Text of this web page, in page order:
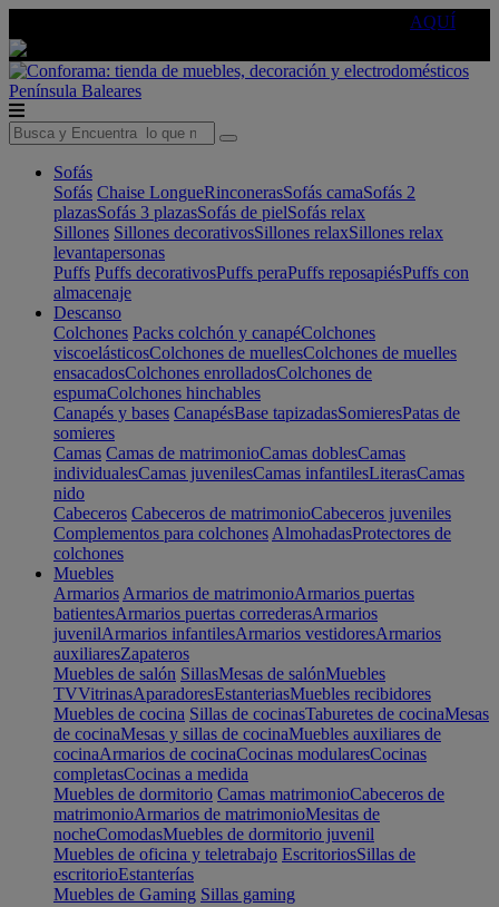
AQUÍ
Península Baleares
Sofás
Sofás Chaise LongueRinconerasSofás camaSofás 2
plazasSofás 3 plazasSofás de pielSofás relax
Sillones Sillones decorativosSillones relaxSillones relax
levantapersonas
Puffs Puffs decorativosPuffs peraPuffs reposapiésPuffs con
almacenaje
Descanso
Colchones Packs colchón y canapéColchones
viscoelásticosColchones de muellesColchones de muelles
ensacadosColchones enrolladosColchones de
espumaColchones hinchables
Canapés y bases CanapésBase tapizadasSomieresPatas de
somieres
Camas Camas de matrimonioCamas doblesCamas
individualesCamas juvenilesCamas infantilesLiterasCamas
nido
Cabeceros Cabeceros de matrimonioCabeceros juveniles
Complementos para colchones AlmohadasProtectores de
colchones
Muebles
Armarios Armarios de matrimonioArmarios puertas
batientesArmarios puertas correderasArmarios
juvenilArmarios infantilesArmarios vestidoresArmarios
auxiliaresZapateros
Muebles de salón SillasMesas de salónMuebles
TVVitrinasAparadoresEstanteriasMuebles recibidores
Muebles de cocina Sillas de cocinasTaburetes de cocinaMesas
de cocinaMesas y sillas de cocinaMuebles auxiliares de
cocinaArmarios de cocinaCocinas modularesCocinas
completasCocinas a medida
Muebles de dormitorio Camas matrimonioCabeceros de
matrimonioArmarios de matrimonioMesitas de
nocheComodasMuebles de dormitorio juvenil
Muebles de oficina y teletrabajo EscritoriosSillas de
escritorioEstanterías
Muebles de Gaming Sillas gaming